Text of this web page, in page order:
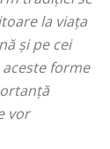
la viața
și pe cei
forme
vor